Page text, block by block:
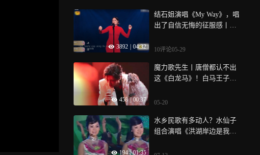
3892 04:32
结石姐演唱《My Way》，唱
出了自信无悔的征服感丨歌
10评论05-29
458 | 00:37
魔力歌先生丨唐僧都认不出
这《白龙马》！白马王子蔡
05-20
194 | 01:35
水乡民歌有多动人？水仙子
组合演唱《洪湖岸边是我